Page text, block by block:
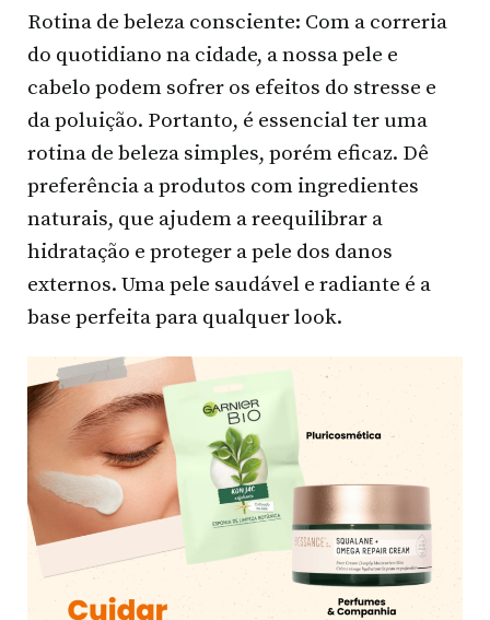
Rotina de beleza consciente: Com a correria
do quotidiano na cidade, a nossa pele e
cabelo podem sofrer os efeitos do stresse e
da poluição. Portanto, é essencial ter uma
rotina de beleza simples, porém eficaz. Dê
preferência a produtos com ingredientes
naturais, que ajudem a reequilibrar a
hidratação e proteger a pele dos danos
externos. Uma pele saudável e radiante é a
base perfeita para qualquer look.